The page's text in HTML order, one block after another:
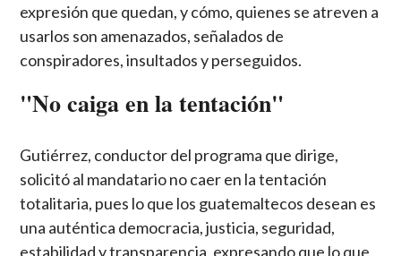
expresión que quedan, y cómo, quienes se atreven a
usarlos son amenazados, señalados de
conspiradores, insultados y perseguidos.
"No caiga en la tentación"
Gutiérrez, conductor del programa que dirige,
solicitó al mandatario no caer en la tentación
totalitaria, pues lo que los guatemaltecos desean es
una auténtica democracia, justicia, seguridad,
estabilidad y transparencia, expresando que lo que